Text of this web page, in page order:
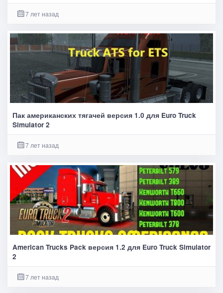
7 лет назад
Пак американских тягачей версия 1.0 для Euro Truck
Simulator 2
7 лет назад
American Trucks Pack версия 1.2 для Euro Truck Simulator
2
7 лет назад